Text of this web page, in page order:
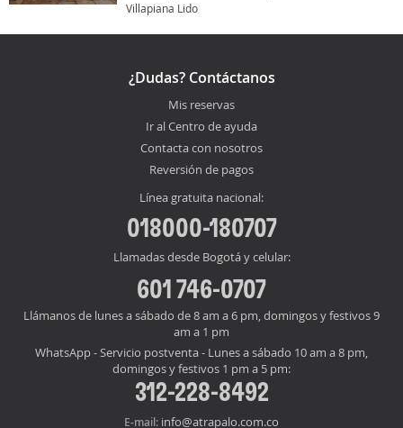
Villapiana Lido
¿Dudas? Contáctanos
Mis reservas
Ir al Centro de ayuda
Contacta con nosotros
Reversión de pagos
Línea gratuita nacional:
018000-180707
Llamadas desde Bogotá y celular:
601 746-0707
Llámanos de lunes a sábado de 8 am a 6 pm, domingos y festivos 9
am a 1 pm
WhatsApp - Servicio postventa - Lunes a sábado 10 am a 8 pm,
domingos y festivos 1 pm a 5 pm:
312-228-8492
E-mail: info@atrapalo.com.co